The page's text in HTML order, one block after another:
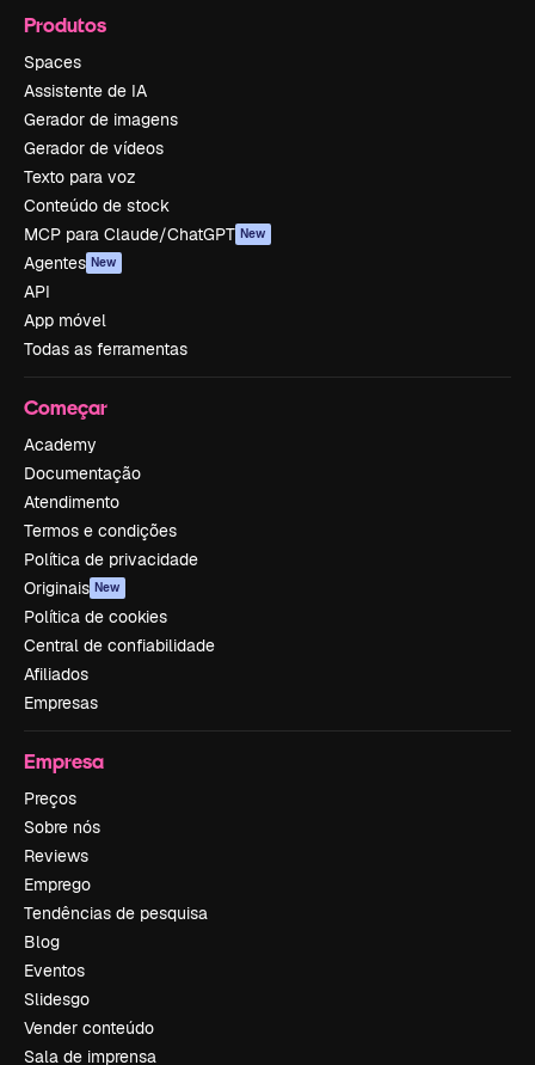
Produtos
Spaces
Assistente de IA
Gerador de imagens
Gerador de vídeos
Texto para voz
Conteúdo de stock
MCP para Claude/ChatGPT New
Agentes New
API
App móvel
Todas as ferramentas
Começar
Academy
Documentação
Atendimento
Termos e condições
Política de privacidade
Originais New
Política de cookies
Central de confiabilidade
Afiliados
Empresas
Empresa
Preços
Sobre nós
Reviews
Emprego
Tendências de pesquisa
Blog
Eventos
Slidesgo
Vender conteúdo
Sala de imprensa